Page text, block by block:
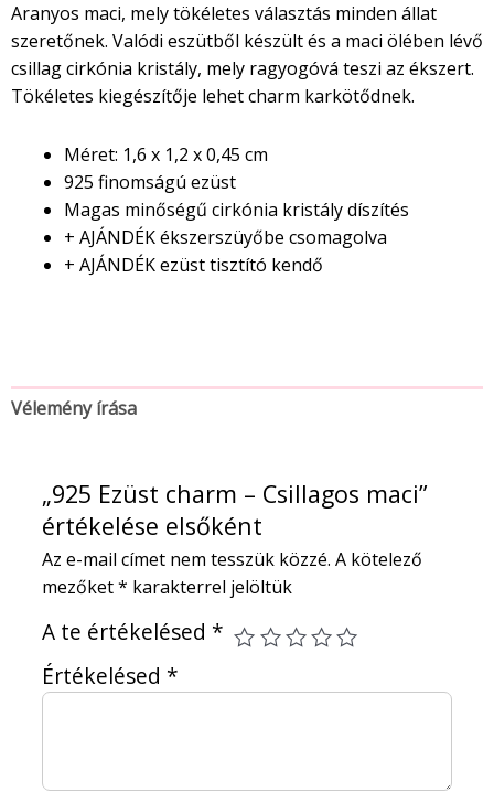
Aranyos maci, mely tökéletes választás minden állat
szeretőnek. Valódi eszütből készült és a maci ölében lévő
csillag cirkónia kristály, mely ragyogóvá teszi az ékszert.
Tökéletes kiegészítője lehet charm karkötődnek.
Méret: 1,6 x 1,2 x 0,45 cm
925 finomságú ezüst
Magas minőségű cirkónia kristály díszítés
+ AJÁNDÉK ékszerszüyőbe csomagolva
+ AJÁNDÉK ezüst tisztító kendő
Vélemény írása
„925 Ezüst charm – Csillagos maci”
értékelése elsőként
Az e-mail címet nem tesszük közzé. A kötelező
mezőket* karakterrel jelöltük
A te értékelésed *
Értékelésed *